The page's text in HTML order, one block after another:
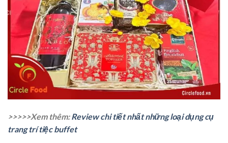
>>>>>Xem thêm:Review chi tiết nhất những loại dụng cụ
trang trí tiệc buffet